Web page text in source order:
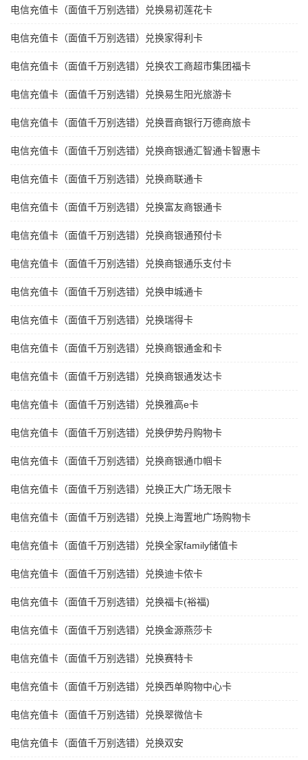
电信充值卡（面值千万别选错）兑换易初莲花卡
电信充值卡（面值千万别选错）兑换家得利卡
电信充值卡（面值千万别选错）兑换农工商超市集团福卡
电信充值卡（面值千万别选错）兑换易生阳光旅游卡
电信充值卡（面值千万别选错）兑换晋商银行万德商旅卡
电信充值卡（面值千万别选错）兑换商银通汇智通卡智惠卡
电信充值卡（面值千万别选错）兑换商联通卡
电信充值卡（面值千万别选错）兑换富友商银通卡
电信充值卡（面值千万别选错）兑换商银通预付卡
电信充值卡（面值千万别选错）兑换商银通乐支付卡
电信充值卡（面值千万别选错）兑换申城通卡
电信充值卡（面值千万别选错）兑换瑞得卡
电信充值卡（面值千万别选错）兑换商银通金和卡
电信充值卡（面值千万别选错）兑换商银通发达卡
电信充值卡（面值千万别选错）兑换雅高e卡
电信充值卡（面值千万别选错）兑换伊势丹购物卡
电信充值卡（面值千万别选错）兑换商银通巾帼卡
电信充值卡（面值千万别选错）兑换正大广场无限卡
电信充值卡（面值千万别选错）兑换上海置地广场购物卡
电信充值卡（面值千万别选错）兑换全家family储值卡
电信充值卡（面值千万别选错）兑换迪卡侬卡
电信充值卡（面值千万别选错）兑换福卡(裕福)
电信充值卡（面值千万别选错）兑换金源燕莎卡
电信充值卡（面值千万别选错）兑换赛特卡
电信充值卡（面值千万别选错）兑换西单购物中心卡
电信充值卡（面值千万别选错）兑换翠微信卡
电信充值卡（面值千万别选错）兑换双安